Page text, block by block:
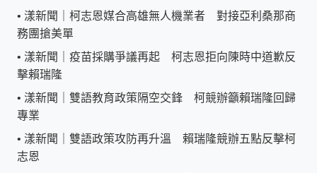
• 漾新聞｜柯志恩媒合高雄無人機業者 對接亞利桑那商
務團搶美單
• 漾新聞｜疫苗採購爭議再起 柯志恩拒向陳時中道歉反
擊賴瑞隆
• 漾新聞｜雙語教育政策隔空交鋒 柯競辦籲賴瑞隆回歸
專業
• 漾新聞｜雙語政策攻防再升溫 賴瑞隆競辦五點反擊柯
志恩